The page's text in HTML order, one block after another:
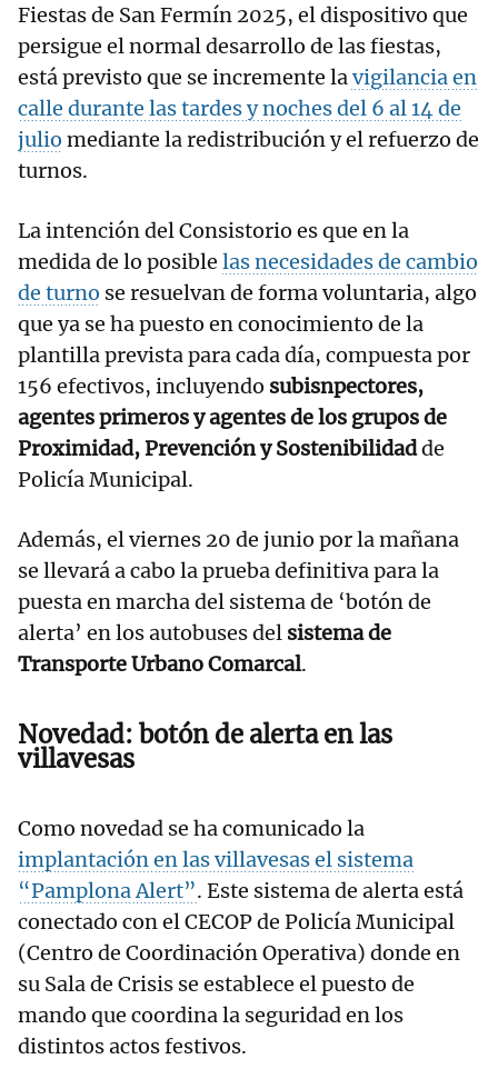
Fiestas de San Fermín 2025, el dispositivo que
persigue el normal desarrollo de las fiestas,
está previsto que se incremente lavigilancia en
calle durante las tardes y noches del 6 al 14 de
julio mediante la redistribución y el refuerzo de
turnos.
La intención del Consistorio es que en la
medida de lo posible las necesidades de cambio
de turno se resuelvan de forma voluntaria, algo
que ya se ha puesto en conocimiento de la
plantilla prevista para cada día, compuesta por
156 efectivos, incluyendo subisnpectores,
agentes primeros y agentes de los grupos de
Proximidad, Prevención y Sostenibilidadde
Policía Municipal.
Además, el viernes 20 de junio por la mañana
se llevará a cabo la prueba definitiva para la
puesta en marcha del sistema de ‘botón de
alerta’ en los autobuses del sistema de
Transporte Urbano Comarcal.
Novedad: botón de alerta en las
villavesas
Como novedad se ha comunicado la
implantación en las villavesas el sistema
“Pamplona Alert”. Este sistema de alerta está
conectado con el CECOP de Policía Municipal
(Centro de Coordinación Operativa) donde en
su Sala de Crisis se establece el puesto de
mando que coordina la seguridad en los
distintos actos festivos.